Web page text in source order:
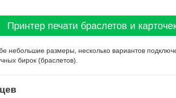
Принтер печати браслетов и
небольшие размеры, несколько вариантов
бирок (браслетов).